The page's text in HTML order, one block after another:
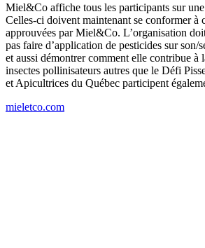
Miel&Co affiche tous les participants sur
Celles-ci doivent maintenant se conformer à
approuvées par Miel&Co. L’organisation
pas faire d’application de pesticides sur son/
et aussi démontrer comment elle contribue à
insectes pollinisateurs autres que le Défi
et Apicultrices du Québec participent
mieletco.com